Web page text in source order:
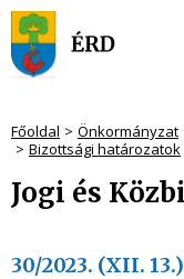
Főoldal Önkormányzat
Bizottsági határozatok
Jogi és
30/2023. (XII.